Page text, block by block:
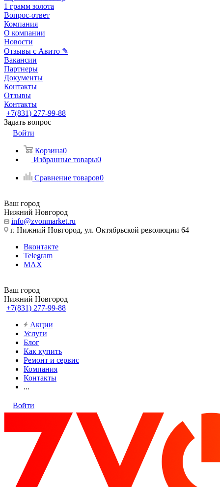
1 грамм золота
Вопрос-ответ
Компания
О компании
Новости
Отзывы с Авито ✎
Вакансии
Партнеры
Документы
Контакты
Отзывы
Контакты
+7(831) 277-99-88
Задать вопрос
Войти
Корзина0
Избранные товары0
Сравнение товаров0
Ваш город
Нижний Новгород
info@zvonmarket.ru
г. Нижний Новгород, ул. Октябрьской революции 64
Вконтакте
Telegram
MAX
Ваш город
Нижний Новгород
+7(831) 277-99-88
Акции
Услуги
Блог
Как купить
Ремонт и сервис
Компания
Контакты
...
Войти